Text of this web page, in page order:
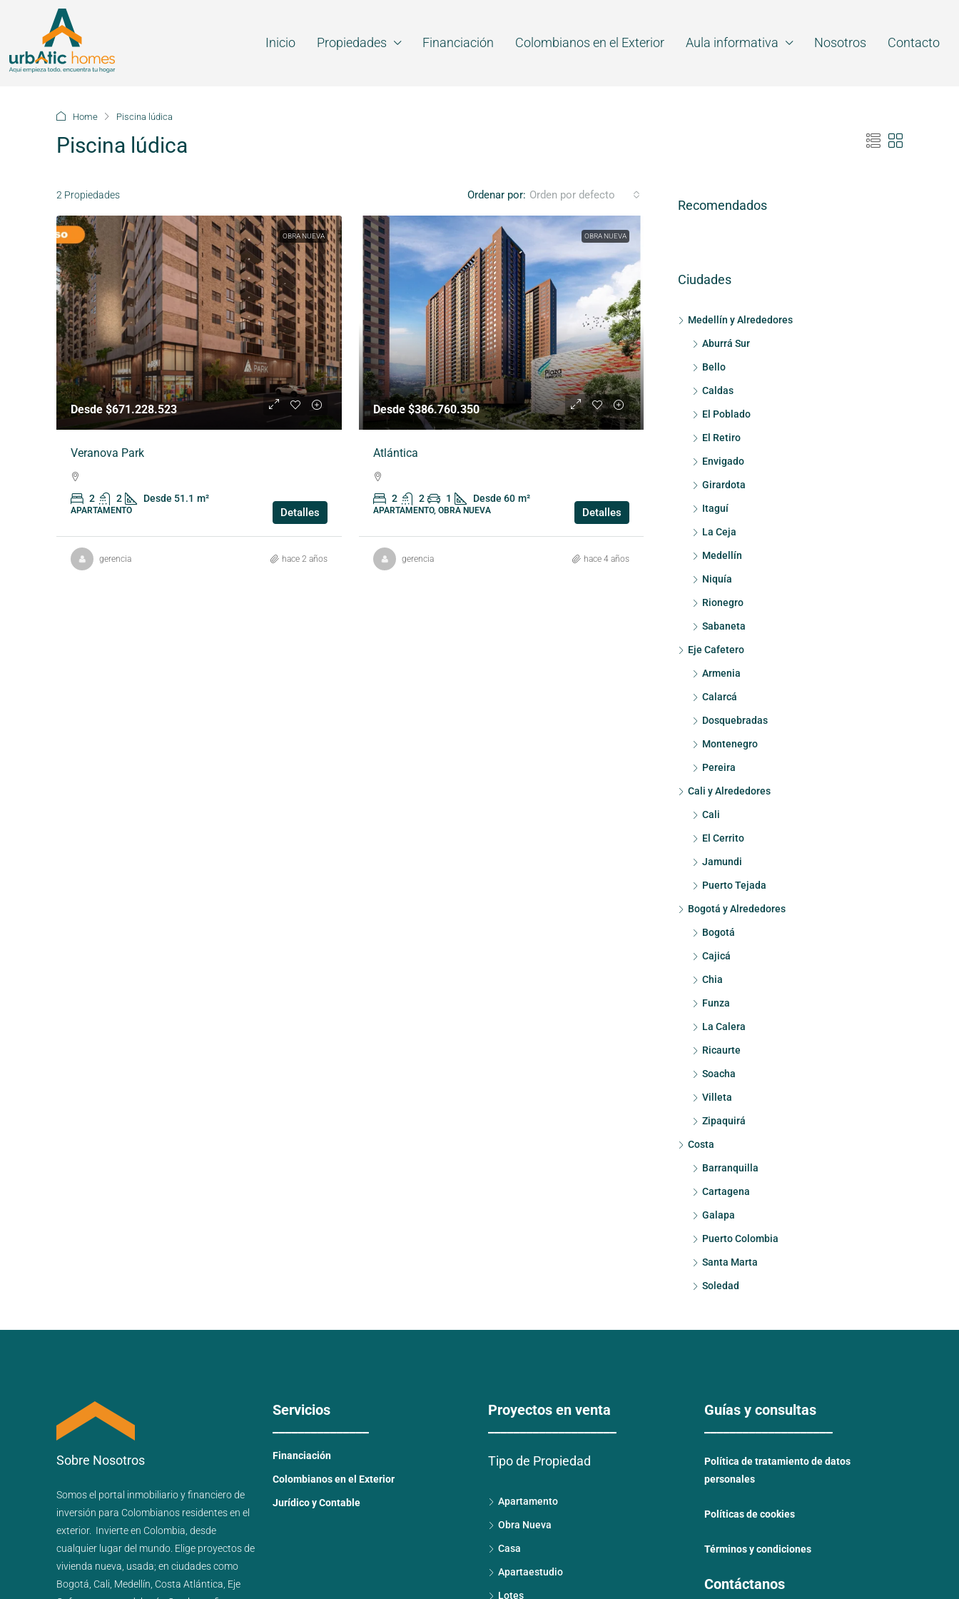
Inicio Propiedades Financiación Colombianos en el Exterior Aula informativa Nosotros Contacto
Home Piscina lúdica
Piscina lúdica
2 Propiedades Ordenar por: Orden por defecto
OBRA NUEVA
Desde $671.228.523
Veranova Park
2 2 Desde 51.1 m²
APARTAMENTO Detalles
gerencia hace 2 años
OBRA NUEVA
Desde $386.760.350
Atlántica
2 2 1 Desde 60 m²
APARTAMENTO, OBRA NUEVA Detalles
gerencia hace 4 años
Recomendados
Ciudades
Medellín y Alrededores
Aburrá Sur
Bello
Caldas
El Poblado
El Retiro
Envigado
Girardota
Itaguí
La Ceja
Medellín
Niquía
Rionegro
Sabaneta
Eje Cafetero
Armenia
Calarcá
Dosquebradas
Montenegro
Pereira
Cali y Alrededores
Cali
El Cerrito
Jamundi
Puerto Tejada
Bogotá y Alrededores
Bogotá
Cajicá
Chia
Funza
La Calera
Ricaurte
Soacha
Villeta
Zipaquirá
Costa
Barranquilla
Cartagena
Galapa
Puerto Colombia
Santa Marta
Soledad
Sobre Nosotros
Somos el portal inmobiliarioyfinancierode
inversión para Colombianos residentes en el
exterior. Invierte en Colombia, desde
cualquier lugar del mundo. Elige proyectos de
vivienda nueva usada; en ciudades como
Bogotá Cali Medellín Costa Atlántica Eje
Servicios
Financiación
Colombianos en el Exterior
Jurídico y Contable
Proyectos en venta
Tipo de Propiedad
Apartamento
Obra Nueva
Casa
Apartaestudio
Lotes
Guías y consultas
Política de tratamiento de datos
personales
Políticas de cookies
Términos y condiciones
Contáctanos